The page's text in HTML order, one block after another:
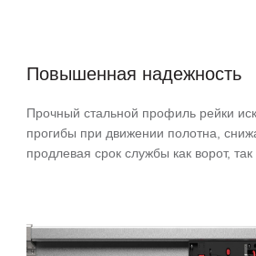
Повышенная надежность
Прочный стальной профиль рейки
прогибы при движении полотна,
продлевая срок службы как ворот, так